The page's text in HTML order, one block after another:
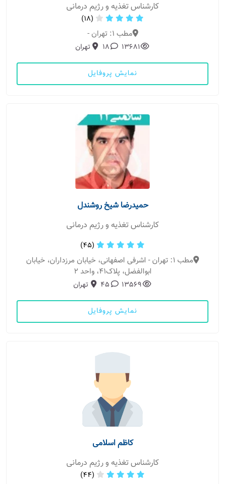
کارشناس تغذیه و رژیم درمانی
(18)
مطب 1: تهران -
13681
18 تهران
نمایش پروفایل
حمیدرضا شیخ روشندل
کارشناس تغذیه و رژیم درمانی
(45)
مطب 1: تهران - اشرفی اصفهانی، خیابان مرزداران، خیابان
ابوالفضل، پلاک41، واحد 2
13569
45 تهران
نمایش پروفایل
کاظم اسلامی
کارشناس تغذیه و رژیم درمانی
(44)